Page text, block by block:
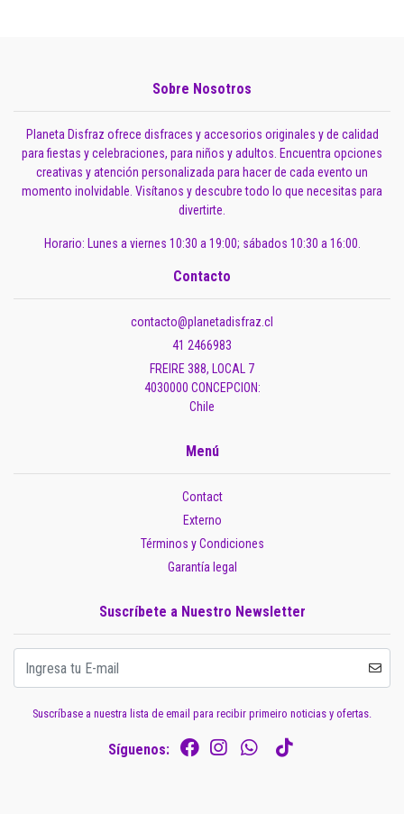
Sobre Nosotros
Planeta Disfraz ofrece disfraces y accesorios originales y de calidad
para fiestas y celebraciones, para niños y adultos. Encuentra opciones
creativas y atención personalizada para hacer de cada evento un
momento inolvidable. Visítanos y descubre todo lo que necesitas para
divertirte.
Horario: Lunes a viernes 10:30 a 19:00; sábados 10:30 a 16:00.
Contacto
contacto@planetadisfraz.cl
41 2466983
FREIRE 388, LOCAL 7
4030000 CONCEPCION:
Chile
Menú
Contact
Externo
Términos y Condiciones
Garantía legal
Suscríbete a Nuestro Newsletter
Suscríbase a nuestra lista de email para recibir primeiro noticias y ofertas.
Síguenos: